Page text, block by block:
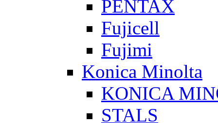
PENTAX
Fujicell
Fujimi
Konica Minolta
KONICA
STALS